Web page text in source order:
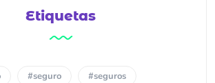
Etiquetas
#seguro #seguros